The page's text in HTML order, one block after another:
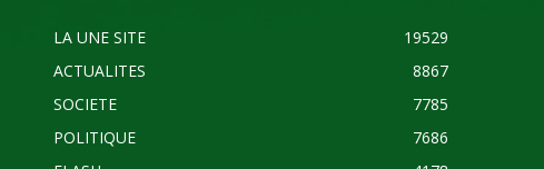
LA UNE SITE
19529
ACTUALITES
8867
SOCIETE
7785
POLITIQUE
7686